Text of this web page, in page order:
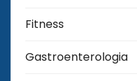
Fitness
Gastroenterologia